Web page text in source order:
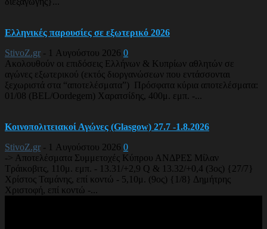
Ελληνικές παρουσίες σε εξωτερικό 2026
StivoZ.gr - 1 Αυγούστου 2026 0
Ακολουθούν οι επιδόσεις Ελλήνων & Κυπρίων αθλητών σε
αγώνες εξωτερικού (εκτός διοργανώσεων που εντάσσονται
ξεχωριστά στα “αποτελέσματα”) Πρόσφατα κύρια αποτελέσματα:
01/08 (BEL/Oordegem) Χαρατσίδης, 400μ. εμπ. -...
Κοινοπολιτειακοί Αγώνες (Glasgow) 27.7 -1.8.2026
StivoZ.gr - 1 Αυγούστου 2026 0
-> Αποτελέσματα Συμμετοχές Κύπρου ΑΝΔΡΕΣ Μίλαν
Τράικοβιτς, 110μ. εμπ. - 13.31/+2,9 Q & 13.32/+0,4 (3ος) {27/7}
Χρίστος Ταμάνης, επί κοντώ - 5,10μ. (9ος) {1/8} Δημήτρης
Χριστοφή, επί κοντώ -...